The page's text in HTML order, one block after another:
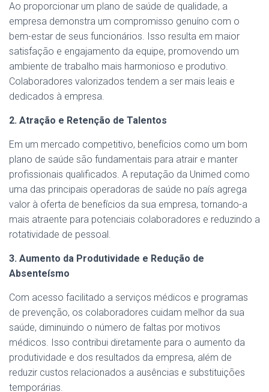
Ao proporcionar um plano de saúde de qualidade, a
empresa demonstra um compromisso genuíno com o
bem-estar de seus funcionários. Isso resulta em maior
satisfação e engajamento da equipe, promovendo um
ambiente de trabalho mais harmonioso e produtivo.
Colaboradores valorizados tendem a ser mais leais e
dedicados à empresa.
2. Atração e Retenção de Talentos
Em um mercado competitivo, benefícios como um bom
plano de saúde são fundamentais para atrair e manter
profissionais qualificados. A reputação da Unimed como
uma das principais operadoras de saúde no país agrega
valor à oferta de benefícios da sua empresa, tornando-a
mais atraente para potenciais colaboradores e reduzindo a
rotatividade de pessoal.
3. Aumento da Produtividade e Redução de
Absenteísmo
Com acesso facilitado a serviços médicos e programas
de prevenção, os colaboradores cuidam melhor da sua
saúde, diminuindo o número de faltas por motivos
médicos. Isso contribui diretamente para o aumento da
produtividade e dos resultados da empresa, além de
reduzir custos relacionados a ausências e substituições
temporárias.